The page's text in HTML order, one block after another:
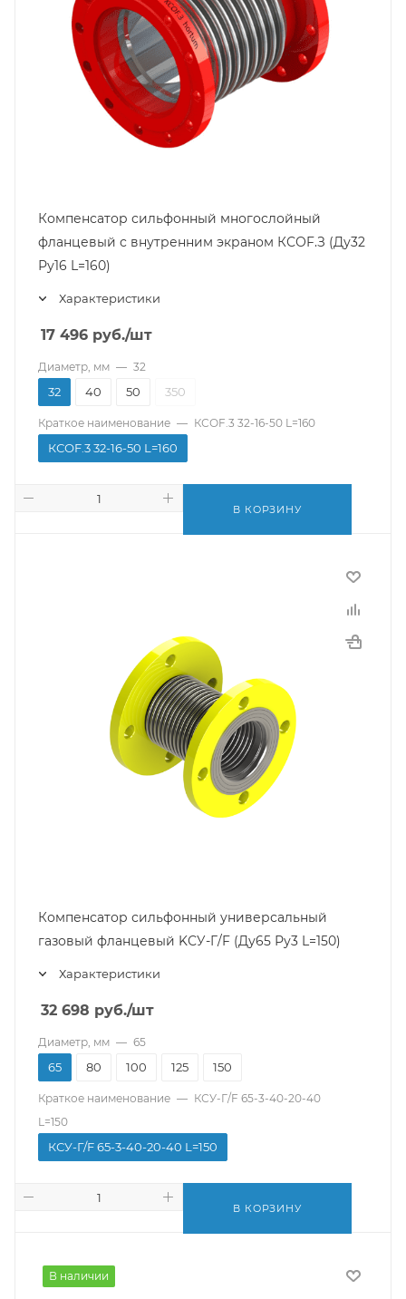
Компенсатор сильфонный многослойный
фланцевый с внутренним экраном КСОF.З (Ду32
Ру16 L=160)
Характеристики
17 496 руб./шт
Диаметр, мм — 32
32 40 50 350
Краткое наименование — КСОF.3 32-16-50 L=160
КСОF.3 32-16-50 L=160
В КОРЗИНУ
Компенсатор сильфонный универсальный
газовый фланцевый KСУ-Г/F (Ду65 Ру3 L=150)
Характеристики
32 698 руб./шт
Диаметр, мм — 65
65 80 100 125 150
Краткое наименование — КСУ-Г/F 65-3-40-20-40
L=150
КСУ-Г/F 65-3-40-20-40 L=150
В КОРЗИНУ
В наличии